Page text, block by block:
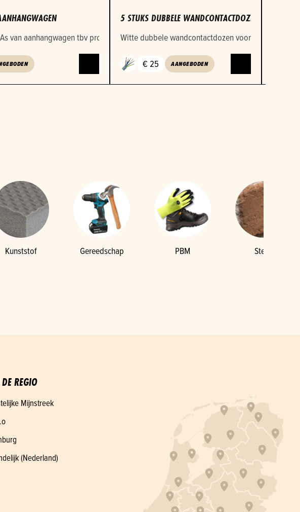
van aanhangwagen tbv project VMBO leerlingen Mobiliteit en Transport.
5 STUKS DUBBELE WANDCONTACTDOZEN VIMAR
Witte dubbele wandcontactdozen voor
€ 25 AANGEBODEN
Kunststof Gereedschap PBM Steen
REGIO
Mijnstreek
(Nederland)